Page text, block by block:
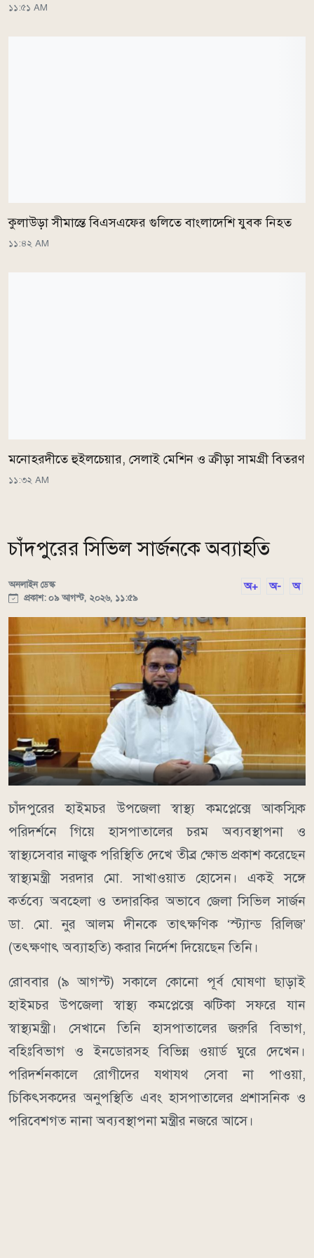
১১:৫১ AM
কুলাউড়া সীমান্তে বিএসএফের গুলিতে বাংলাদেশি যুবক নিহত
১১:৪২ AM
মনোহরদীতে হুইলচেয়ার, সেলাই মেশিন ও ক্রীড়া সামগ্রী বিতরণ
১১:৩২ AM
চাঁদপুরের সিভিল সার্জনকে অব্যাহতি
অনলাইন ডেস্ক
প্রকাশ: ০৯ আগস্ট, ২০২৬, ১১:৫৯
অ+ অ- অ
চাঁদপুরের হাইমচর উপজেলা স্বাস্থ্য কমপ্লেক্সে আকস্মিক
পরিদর্শনে গিয়ে হাসপাতালের চরম অব্যবস্থাপনা ও
স্বাস্থ্যসেবার নাজুক পরিস্থিতি দেখে তীব্র ক্ষোভ প্রকাশ করেছেন
স্বাস্থ্যমন্ত্রী সরদার মো. সাখাওয়াত হোসেন। একই সঙ্গে
কর্তব্যে অবহেলা ও তদারকির অভাবে জেলা সিভিল সার্জন
ডা. মো. নুর আলম দীনকে তাৎক্ষণিক ‘স্ট্যান্ড রিলিজ’
(তৎক্ষণাৎ অব্যাহতি) করার নির্দেশ দিয়েছেন তিনি।
রোববার (৯ আগস্ট) সকালে কোনো পূর্ব ঘোষণা ছাড়াই
হাইমচর উপজেলা স্বাস্থ্য কমপ্লেক্সে ঝটিকা সফরে যান
স্বাস্থ্যমন্ত্রী। সেখানে তিনি হাসপাতালের জরুরি বিভাগ,
বহিঃবিভাগ ও ইনডোরসহ বিভিন্ন ওয়ার্ড ঘুরে দেখেন।
পরিদর্শনকালে রোগীদের যথাযথ সেবা না পাওয়া,
চিকিৎসকদের অনুপস্থিতি এবং হাসপাতালের প্রশাসনিক ও
পরিবেশগত নানা অব্যবস্থাপনা মন্ত্রীর নজরে আসে।